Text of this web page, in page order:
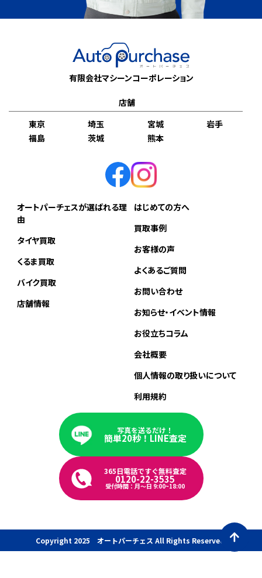
有限会社マシーンコーポレーション
店舗
東京
埼玉 宮城
岩手
福島
茨城 熊本
オートパーチェスが選ばれる理
由
タイヤ買取
くるま買取
バイク買取
店舗情報
はじめての方へ
買取事例
お客様の声
よくあるご質問
お問い合わせ
お知らせ・イベント情報
お役立ちコラム
会社概要
個人情報の取り扱いについて
利用規約
写真を送るだけ！
簡単20秒！LINE査定
365日電話ですぐ無料査定
0120-22-3535
受付時間：月〜日 9:00~18:00
Copyright 2025 オートパーチェス All Rights Reserved.